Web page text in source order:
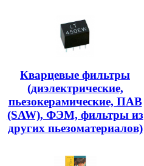
Кварцевые фильтры
(диэлектрические,
пьезокерамические, ПАВ
(SAW), ФЭМ, фильтры из
других пьезоматериалов)